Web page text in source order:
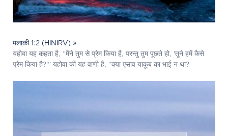
मलाकी 1:2 (HINIRV) »
यहोवा यह कहता है, “मैंने तुम से प्रेम किया है, परन्तु तुम पूछते हो, 'तूने हमें कैसे
प्रेम किया है?'” यहोवा की यह वाणी है, “क्या एसाव याकूब का भाई न था?